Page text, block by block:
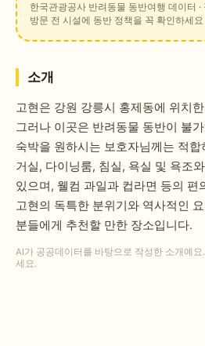
한국관광공사 반려동물 동반여행 데이터
방문 전 시설에 동반 정책을 꼭 확인하세요
소개
고현은 강원 강릉시 홍제동에 위치
그러나 이곳은 반려동물 동반이 불
숙박을 원하시는 보호자님께는 적
거실, 다이닝룸, 침실, 욕실 및 욕조
있으며, 웰컴 과일과 컵라면 등의 편
고현의 독특한 분위기와 역사적인
분들에게 추천할 만한 장소입니다.
AI가 공공데이터를 바탕으로 작성한 소개예
세요.